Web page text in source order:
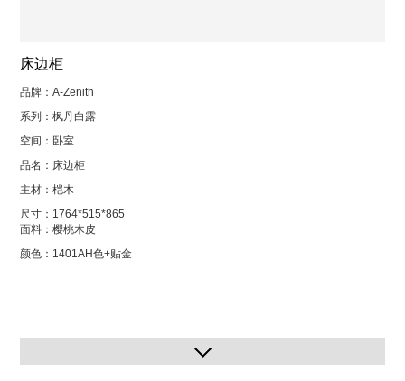
床边柜
品牌：A-Zenith
系列：枫丹白露
空间：卧室
品名：床边柜
主材：桤木
尺寸：1764*515*865
面料：樱桃木皮
颜色：1401AH色+贴金